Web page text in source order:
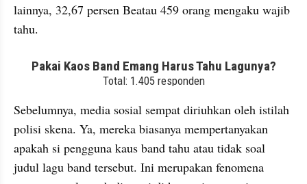
lainnya, 32,67 persen Beatau 459 orang mengaku wajib
tahu.
embed from external kumparan
Sebelumnya, media sosial sempat diriuhkan oleh istilah
polisi skena. Ya, mereka biasanya mempertanyakan
apakah si pengguna kaus band tahu atau tidak soal
judul lagu band tersebut. Ini merupakan fenomena